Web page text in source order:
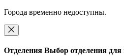
Города временно недоступны.
Отделения Выбор отделения для